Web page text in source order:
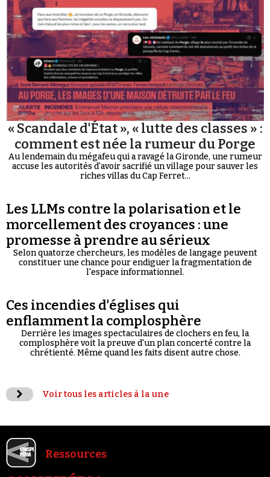
« Scandale d'État », « lutte des classes » :
comment est née la rumeur du Porge
Au lendemain du mégafeu qui a ravagé la Gironde, une rumeur
accuse les autorités d'avoir sacrifié un village pour sauver les
riches villas du Cap Ferret...
Les LLMs contre la polarisation et le
morcellement des croyances : une
promesse à prendre au sérieux
Selon quatorze chercheurs, les modèles de langage peuvent
constituer une chance pour endiguer la fragmentation de
l'espace informationnel.
Ces incendies d'églises qui
enflamment la complosphère
Derrière les images spectaculaires de clochers en feu, la
complosphère voit la preuve d'un plan concerté contre la
chrétienté. Même quand les faits disent autre chose.
Voir tous les articles à la une
Ressources